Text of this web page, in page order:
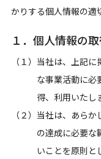
かりする個人情報の適
１．個人情報の
（１）当社は、上記
な事業活動に必
得、利用いたし
（２）当社は、あら
の達成に必要な
いことを原則と